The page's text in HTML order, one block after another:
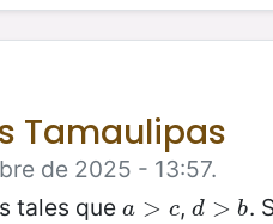
Tamaulipas
de 2025 - 13:57.
tales quea > c
a >c , d > b
d >b .